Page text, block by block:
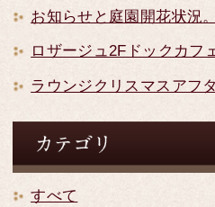
お知らせと庭園開花状況。
ロザージュ2Fドックカフ
ラウンジクリスマスアフ
すべて